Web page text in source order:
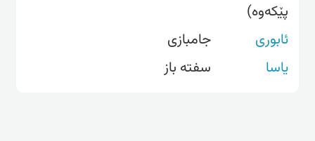
پێکەوە)
ئابوری
جامبازی
یاسا
سفتە باز